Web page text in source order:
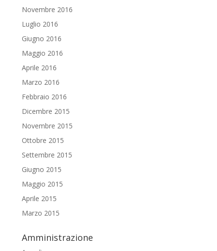
Novembre 2016
Luglio 2016
Giugno 2016
Maggio 2016
Aprile 2016
Marzo 2016
Febbraio 2016
Dicembre 2015
Novembre 2015
Ottobre 2015
Settembre 2015
Giugno 2015
Maggio 2015
Aprile 2015
Marzo 2015
Amministrazione